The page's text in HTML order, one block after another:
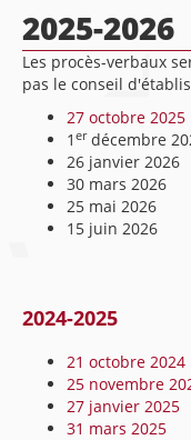
2025-2026
Les procès-verbaux
pas le conseil
27 octobre 2025
1 erdécembre
26 janvier 2026
30 mars 2026
25 mai 2026
15 juin 2026
2024-2025
21 octobre 2024
25 novembre
27 janvier 2025
31 mars 2025